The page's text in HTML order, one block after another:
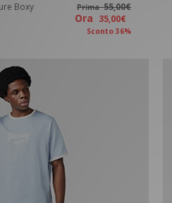
Boxy
Prima55,00€
Ora 35,00€
Sconto 36%